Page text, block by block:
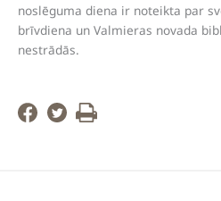
noslēguma diena ir noteikta par
brīvdiena un Valmieras novada
nestrādās.